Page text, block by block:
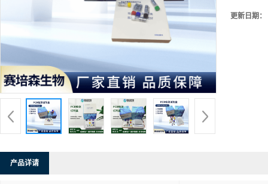
更新日期：
产品详请